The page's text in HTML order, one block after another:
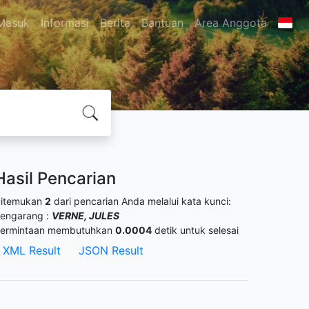
Informasi Berita Bantuan Area Anggota
Pencarian
2 dari pencarian Anda melalui kata kunci:
: VERNE, JULES
membutuhkan 0.0004 detik untuk selesai
XML Result JSON Result